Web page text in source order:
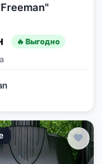
🔥 Выгодно